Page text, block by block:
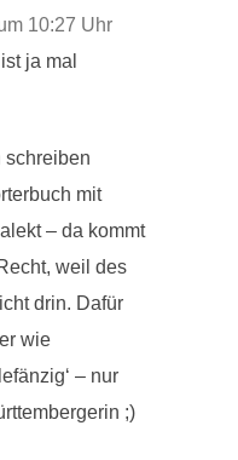
10:27 Uhr
ja mal
schreiben
mit
– da kommt
weil des
drin. Dafür
wie
– nur
;)